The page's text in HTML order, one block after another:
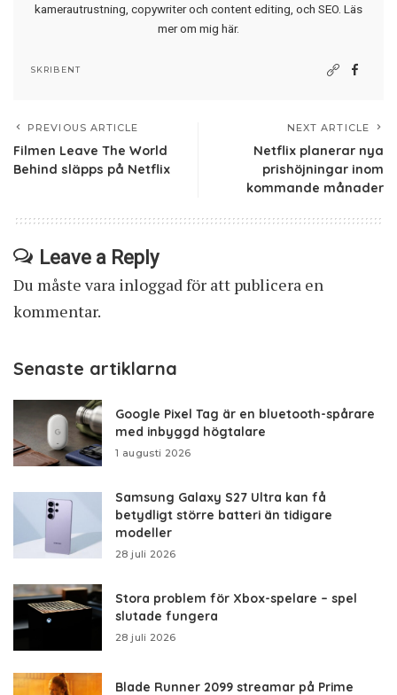
kamerautrustning, copywriter och content editing, och SEO. Läs
mer om mig här.
SKRIBENT
PREVIOUS ARTICLE
Filmen Leave The World
Behind släpps på Netflix
NEXT ARTICLE
Netflix planerar nya
prishöjningar inom
kommande månader
Leave a Reply
Du måste vara inloggadför att publicera en
kommentar.
Senaste artiklarna
Google Pixel Tag är en bluetooth-spårare
med inbyggd högtalare
1 augusti 2026
Samsung Galaxy S27 Ultra kan få
betydligt större batteri än tidigare
modeller
28 juli 2026
Stora problem för Xbox-spelare – spel
slutade fungera
28 juli 2026
Blade Runner 2099 streamar på Prime